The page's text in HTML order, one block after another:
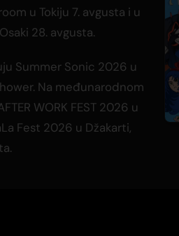
u Tokiju 7. avgusta i u
28. avgusta.
Summer Sonic 2026 u
Na međunarodnom
WORK FEST 2026 u
Fest 2026 u Džakarti,